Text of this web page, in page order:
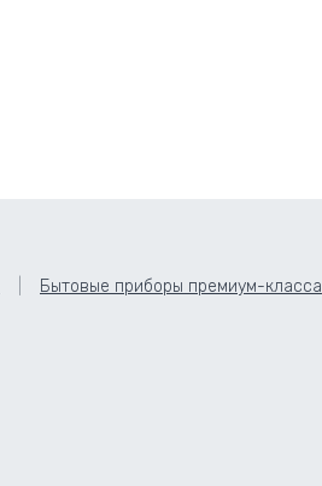
Бытовые приборы премиум-класса